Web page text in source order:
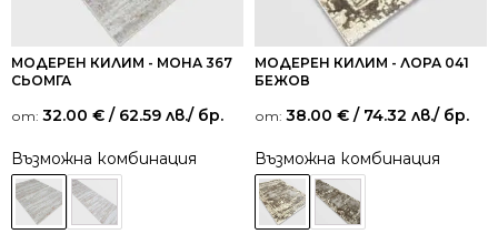
МОДЕРЕН КИЛИМ - МОНА 367
СЬОМГА
от: 32.00 € / 62.59 лв./ бр.
Възможна комбинация
МОДЕРЕН КИЛИМ - ЛОРА 041
БЕЖОВ
от: 38.00 € / 74.32 лв./ бр.
Възможна комбинация